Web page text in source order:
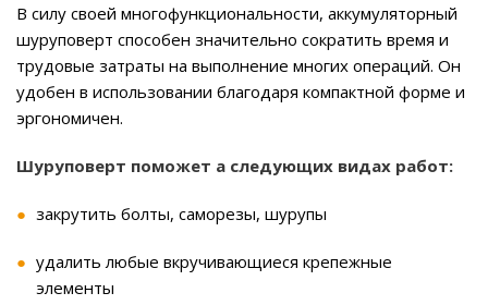
В силу своей многофункциональности, аккумуляторный
шуруповерт способен значительно сократить время и
трудовые затраты на выполнение многих операций. Он
удобен в использовании благодаря компактной форме и
эргономичен.
Шуруповерт поможет а следующих видах работ:
закрутить болты, саморезы, шурупы
удалить любые вкручивающиеся крепежные
элементы